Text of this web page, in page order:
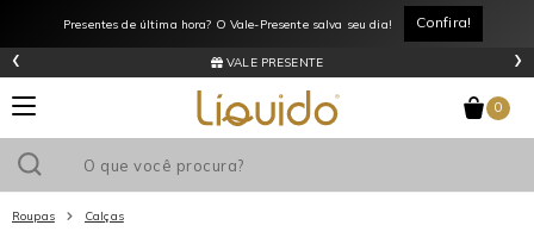
Presentes de última hora? O Vale-Presente salva seu dia! Confira!
VALE PRESENTE
‹ ›
0
Roupas Calças